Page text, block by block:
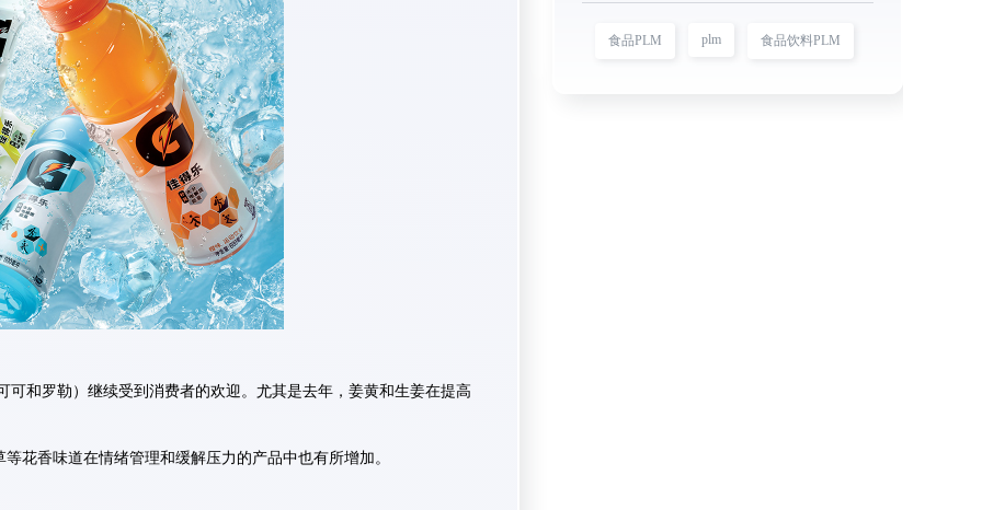
可和罗勒）继续受到消费者的欢迎。尤其是去年，姜黄和生姜在提高
花香味道在情绪管理和缓解压力的产品中也有所增加。
食品PLM plm 食品饮料PLM